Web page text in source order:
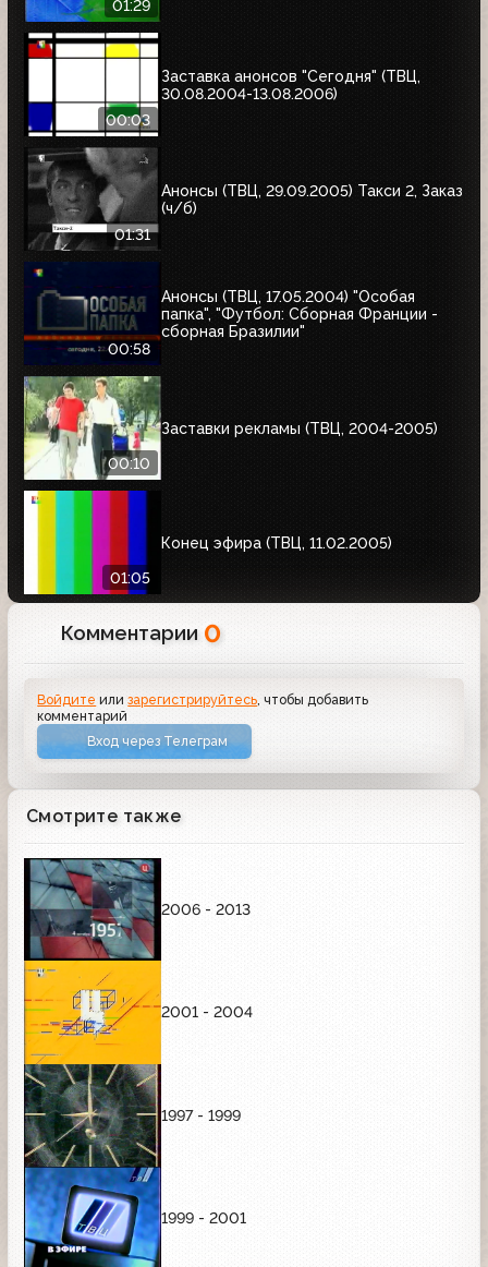
01:29
00:03
Заставка анонсов "Сегодня" (ТВЦ,
30.08.2004-13.08.2006)
01:31
Анонсы (ТВЦ, 29.09.2005) Такси 2, Заказ
(ч/б)
00:58
Анонсы (ТВЦ, 17.05.2004) "Особая
папка", "Футбол: Сборная Франции -
сборная Бразилии"
00:10
Заставки рекламы (ТВЦ, 2004-2005)
01:05
Конец эфира (ТВЦ, 11.02.2005)
Комментарии 0
Войдите илизарегистрируйтесь, чтобы добавить
комментарий
Вход через Телеграм
Смотрите также
2006 - 2013
2001 - 2004
1997 - 1999
1999 - 2001